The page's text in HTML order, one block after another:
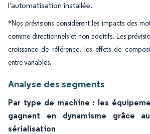
l'automatisation installée.
*Nos prévisions considèrent les impacts des
comme directionnels et non additifs. Les
croissance de référence, les effets de
entre variables.
Analyse des segments
Par type de machine : les
gagnent en dynamisme grâce
sérialisation